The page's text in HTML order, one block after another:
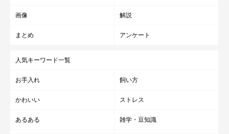
画像 解説
まとめ アンケート
人気キーワード一覧
お手入れ 飼い方
かわいい ストレス
あるある 雑学・豆知識